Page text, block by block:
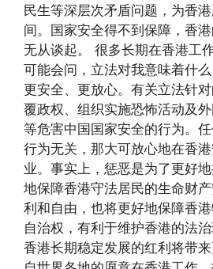
民生等深层次矛盾问题，为香
间。国家安全得不到保障，香
无从谈起。 很多长期在香港工
可能会问，立法对我意味着什
更安全、更放心。有关立法针
覆政权、组织实施恐怖活动及
等危害中国国家安全的行为。
行为无关，那大可放心地在香
业。事实上，惩恶是为了更好
地保障香港守法居民的生命财
利和自由，也将更好地保障香
自治权，有利于维护香港的法治
香港长期稳定发展的红利将带